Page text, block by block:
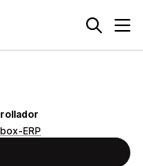
ERP